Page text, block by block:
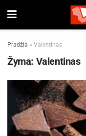
Pradžia » Valentinas
Žyma: Valentinas